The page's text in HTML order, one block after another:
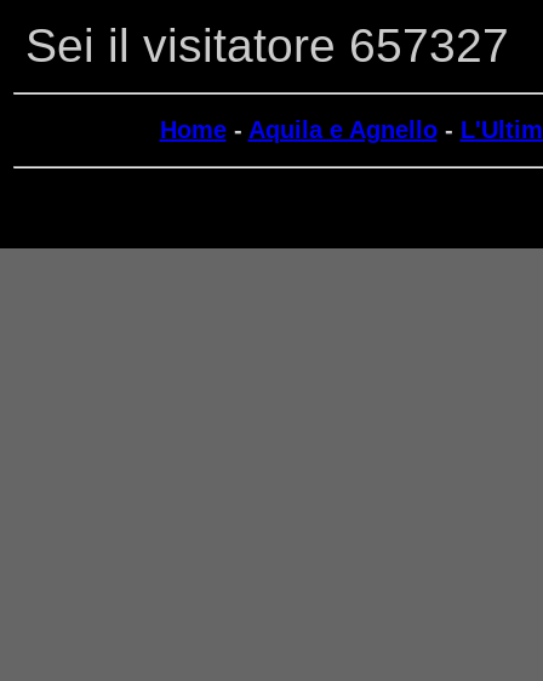
Sei il visitatore 657327
Home- Aquila e Agnello-